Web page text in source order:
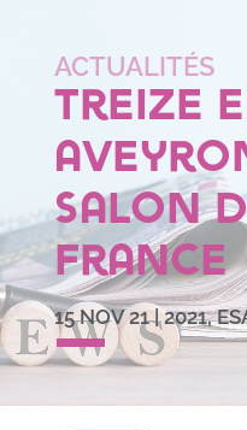
Treize
salon
France
15 NOV 21|2021,